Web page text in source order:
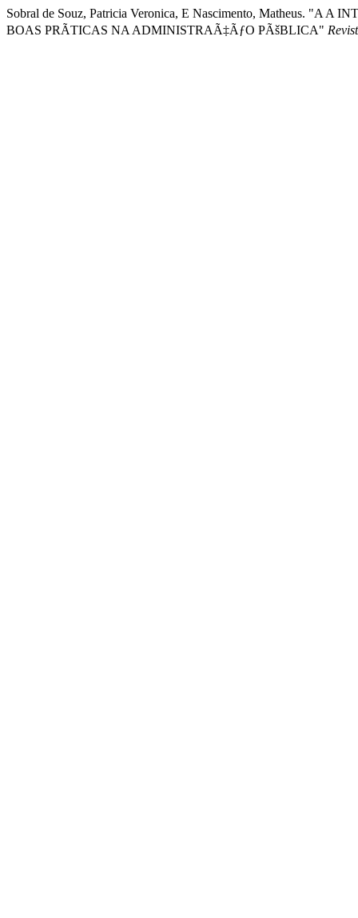
Sobral de Souz, Patricia Veronica, E Nascimento, Matheus. "A
BOAS PRÃTICAS NA ADMINISTRAÃ‡ÃƒO PÃšBLICA"